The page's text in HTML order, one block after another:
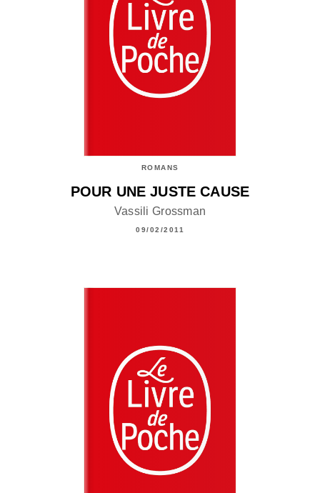
ROMANS
POUR UNE JUSTE CAUSE
Vassili Grossman
09/02/2011